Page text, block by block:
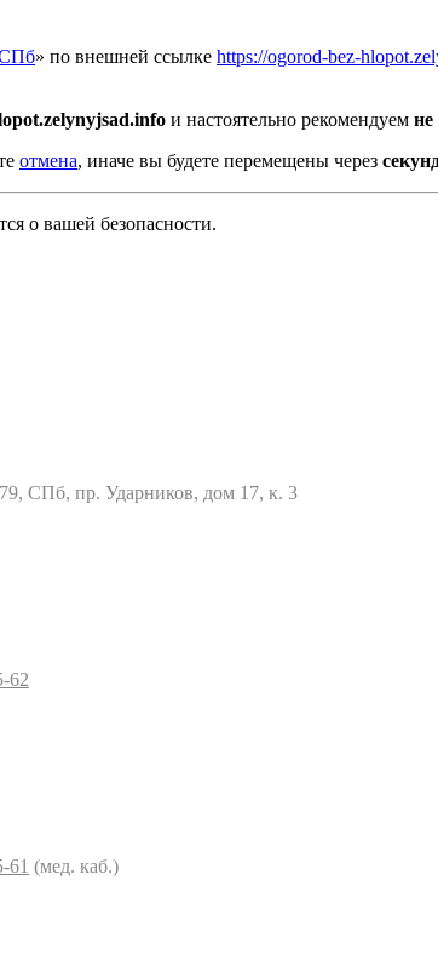
СПб» по внешней ссылке https://ogorod-bez-
и настоятельно рекомендуем не
отмена, иначе вы будете перемещены через
о вашей безопасности.
СПб, пр. Ударников, дом 17, к. 3
62
61 (мед. каб.)